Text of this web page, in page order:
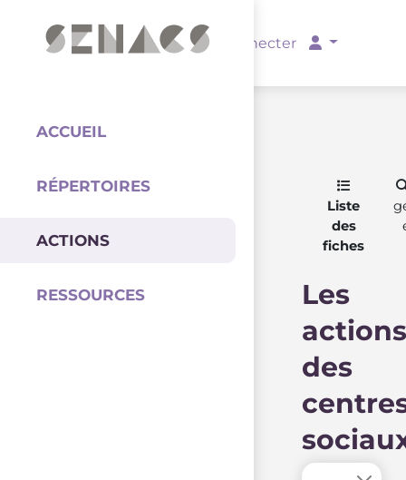
Se connecter
ACCUEIL
RÉPERTOIRES
ACTIONS
RESSOURCES
Liste
des
fiches
Les
actions
des